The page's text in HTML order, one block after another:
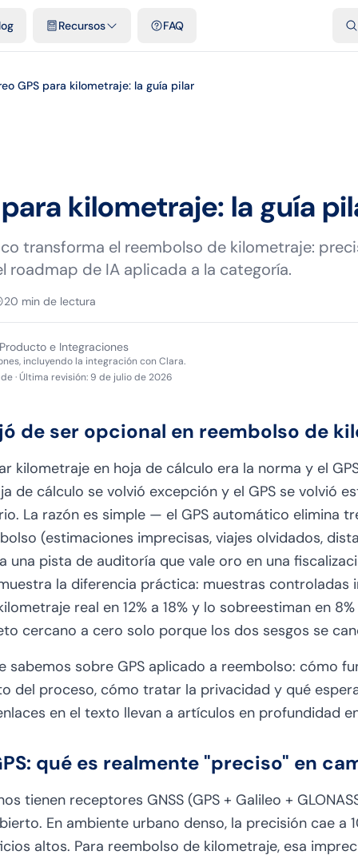
Recursos FAQ
GPS para kilometraje: la guía pilar
para kilometraje: la guía
transforma el reembolso de kilometraje:
roadmap de IA aplicada a la categoría.
20 min de lectura
e Integraciones
incluyendo la integración con Clara.
·Última revisión:9 de julio de 2026
de ser opcional en reembolso de
kilometraje en hoja de cálculo era la norma y el
de cálculo se volvió excepción y el GPS se volvió
La razón es simple — el GPS automático elimina
(estimaciones imprecisas, viajes olvidados,
una pista de auditoría que vale oro en una
la diferencia práctica: muestras controladas
real en 12% a 18% y lo sobreestiman en
cercano a cero solo porque los dos sesgos se
sabemos sobre GPS aplicado a reembolso: cómo
del proceso, cómo tratar la privacidad y qué
en el texto llevan a artículos en profundidad
qué es realmente "preciso" en
tienen receptores GNSS (GPS + Galileo +
En ambiente urbano denso, la precisión cae a
altos. Para reembolso de kilometraje, esa